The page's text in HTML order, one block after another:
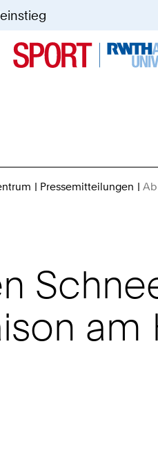
Pressemitteilungen